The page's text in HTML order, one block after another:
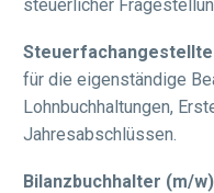
steuerlicher
für die eigenständige
Lohnbuchhaltungen,
Jahresabschlüssen.
Bilanzbuchhalter (m/